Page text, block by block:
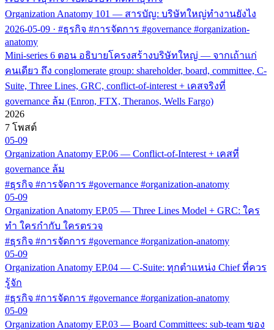
Organization Anatomy 101 — สารบัญ: บริษัทใหญ่ทำงานยังไง
2026-05-09 · #ธุรกิจ #การจัดการ #governance #organization-
anatomy
Mini-series 6 ตอน อธิบายโครงสร้างบริษัทใหญ่ — จากเถ้าแก่
คนเดียว ถึง conglomerate group: shareholder, board, committee, C-
Suite, Three Lines, GRC, conflict-of-interest + เคสจริงที่
governance ล้ม (Enron, FTX, Theranos, Wells Fargo)
2026
7 โพสต์
05-09
Organization Anatomy EP.06 — Conflict-of-Interest + เคสที่
governance ล้ม
#ธุรกิจ #การจัดการ #governance #organization-anatomy
05-09
Organization Anatomy EP.05 — Three Lines Model + GRC: ใคร
ทำ ใครกำกับ ใครตรวจ
#ธุรกิจ #การจัดการ #governance #organization-anatomy
05-09
Organization Anatomy EP.04 — C-Suite: ทุกตำแหน่ง Chief ที่ควร
รู้จัก
#ธุรกิจ #การจัดการ #governance #organization-anatomy
05-09
Organization Anatomy EP.03 — Board Committees: sub-team ของ